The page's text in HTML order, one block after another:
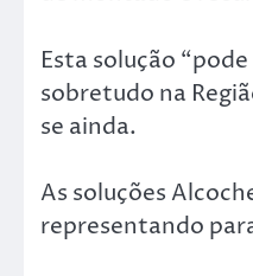
Esta solução
sobretudo na
se ainda.
As soluções
representando